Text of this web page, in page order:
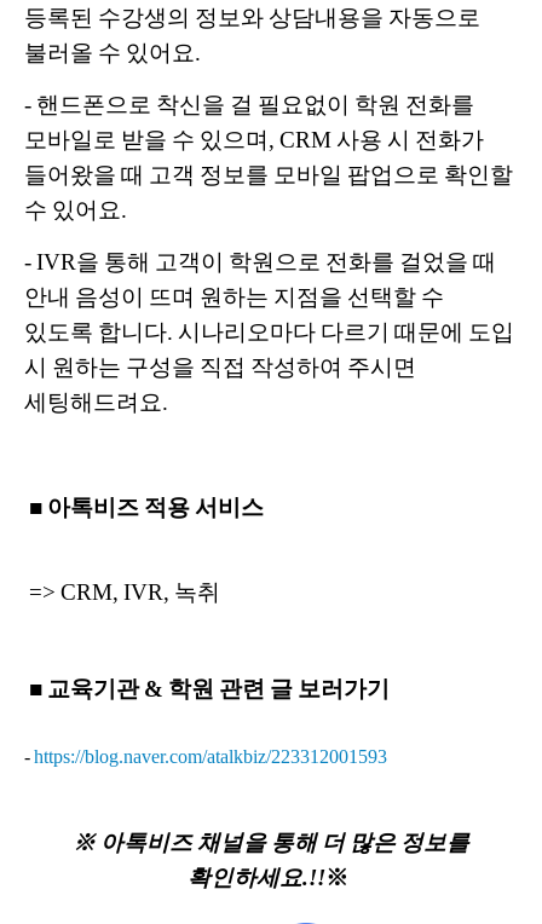
등록된 수강생의 정보와 상담내용을 자동으로
불러올 수 있어요.
- 핸드폰으로 착신을 걸 필요없이 학원 전화를
모바일로 받을 수 있으며, CRM 사용 시 전화가
들어왔을 때 고객 정보를 모바일 팝업으로 확인할
수 있어요.
- IVR을 통해 고객이 학원으로 전화를 걸었을 때
안내 음성이 뜨며 원하는 지점을 선택할 수
있도록 합니다. 시나리오마다 다르기 때문에 도입
시 원하는 구성을 직접 작성하여 주시면
세팅해드려요.
■ 아톡비즈 적용 서비스
=> CRM, IVR, 녹취
■ 교육기관 & 학원 관련 글 보러가기
-https://blog.naver.com/atalkbiz/223312001593
※ 아톡비즈 채널을 통해 더 많은 정보를
확인하세요.!!※